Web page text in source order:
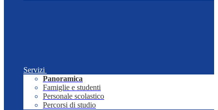
Servizi
Panoramica
Famiglie e studenti
Personale scolastico
Percorsi di studio